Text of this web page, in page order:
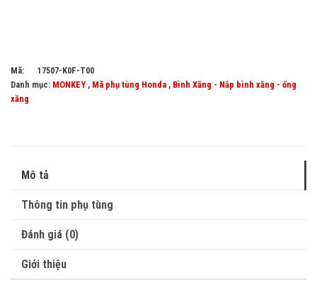
Mã:
17507-K0F-T00
Danh mục: MONKEY , Mã phụ tùng Honda , Bình Xăng - Nắp bình xăng - ống
xăng
Mô tả
Thông tin phụ tùng
Đánh giá (0)
Giới thiệu